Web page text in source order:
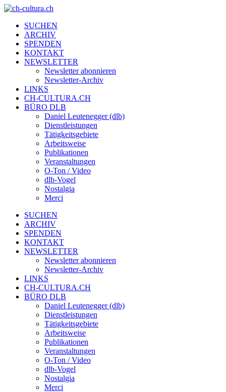
SUCHEN
ARCHIV
SPENDEN
KONTAKT
NEWSLETTER
Newsletter abonnieren
Newsletter-Archiv
LINKS
CH-CULTURA.CH
BÜRO DLB
Daniel Leutenegger (dlb)
Dienstleistungen
Tätigkeitsgebiete
Arbeitsweise
Publikationen
Veranstaltungen
O-Ton / Video
dlb-Vogel
Nostalgia
Merci
SUCHEN
ARCHIV
SPENDEN
KONTAKT
NEWSLETTER
Newsletter abonnieren
Newsletter-Archiv
LINKS
CH-CULTURA.CH
BÜRO DLB
Daniel Leutenegger (dlb)
Dienstleistungen
Tätigkeitsgebiete
Arbeitsweise
Publikationen
Veranstaltungen
O-Ton / Video
dlb-Vogel
Nostalgia
Merci